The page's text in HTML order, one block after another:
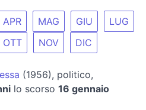
APR MAG GIU
LUG
OTT NOV DIC
(1956), politico,
lo scorso 16 gennaio